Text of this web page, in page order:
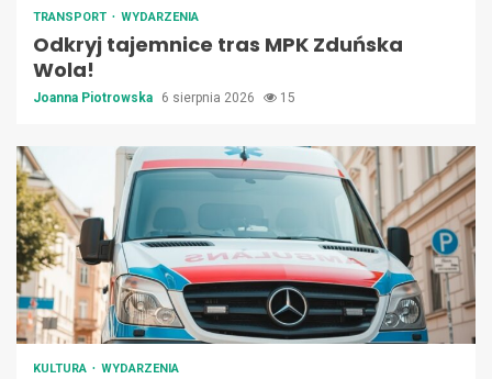
TRANSPORT WYDARZENIA
Odkryj tajemnice tras MPK Zduńska
Wola!
Joanna Piotrowska 6 sierpnia 2026 15
KULTURA WYDARZENIA